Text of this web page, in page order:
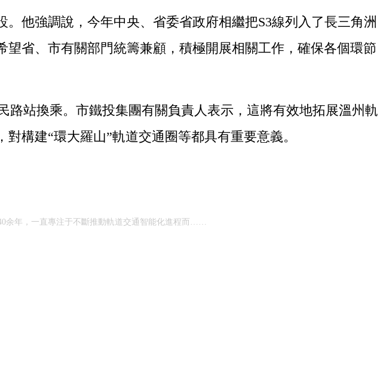
強調說，今年中央、省委省政府相繼把S3線列入了長三角洲
省、市有關部門統籌兼顧，積極開展相關工作，確保各個環節
站換乘。市鐵投集團有關負責人表示，這將有效地拓展溫州軌
構建“環大羅山”軌道交通圈等都具有重要意義。
余年，一直專注于不斷推動軌道交通智能化進程而……